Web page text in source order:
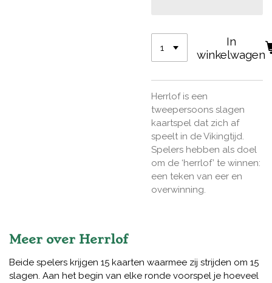
In
winkelwagen
Herrlof is een
tweepersoons slagen
kaartspel dat zich af
speelt in de Vikingtijd.
Spelers hebben als doel
om de ‘herrlof’ te winnen:
een teken van eer en
overwinning.
Meer over Herrlof
Beide spelers krijgen 15 kaarten waarmee zij strijden om 15
slagen. Aan het begin van elke ronde voorspel je hoeveel